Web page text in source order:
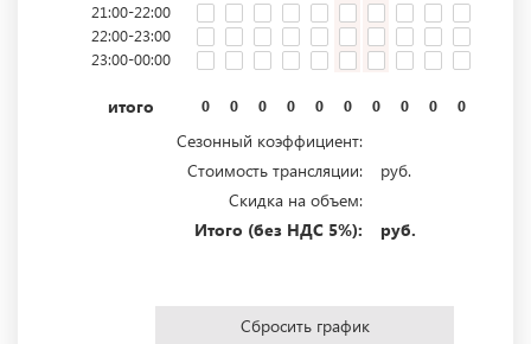
21:00-22:00
22:00-23:00
23:00-00:00
итого 0 0 0 0 0 0 0 0 0 0
Сезонный коэффициент:
Стоимость трансляции:
руб.
Скидка на объем:
Итого (без НДС 5%):
руб.
Сбросить график